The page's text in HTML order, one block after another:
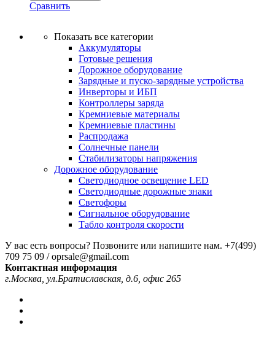
Сравнить
Показать все категории
Аккумуляторы
Готовые решения
Дорожное оборудование
Зарядные и пуско-зарядные устройства
Инверторы и ИБП
Контроллеры заряда
Кремниевые материалы
Кремниевые пластины
Распродажа
Солнечные панели
Стабилизаторы напряжения
Дорожное оборудование
Светодиодное освещение LED
Светодиодные дорожные знаки
Светофоры
Сигнальное оборудование
Табло контроля скорости
У вас есть вопросы? Позвоните или напишите нам. +7(499)
709 75 09 / oprsale@gmail.com
Контактная информация
г.Москва, ул.Братиславская, д.6, офис 265